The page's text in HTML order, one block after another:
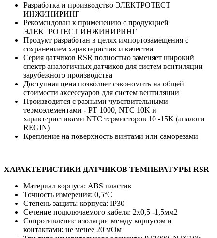
Разработка и производство ЭЛЕКТРОТЕСТ
ИНЖИНИРИНГ
Рекомендован к применению с продукцией
ЭЛЕКТРОТЕСТ ИНЖИНИРИНГ
Продукт разработан в целях импортозамещения с
сохранением характеристик и качества
Серия датчиков RSR полностью заменяет широкий
спектр аналогичных датчиков для систем вентиляции
зарубежного производства
Доступная цена позволяет сэкономить на общей
стоимости аксессуаров для систем вентиляции
Производится с разными чувствительными
термоэлементами - PT 1000, NTC 10K и
характеристиками NTC термисторов 10 -15K (аналоги
REGIN)
Крепление на поверхность винтами или саморезами
ХАРАКТЕРИСТИКИ ДАТЧИКОВ ТЕМПЕРАТУРЫ RSR
Материал корпуса: ABS пластик
Точность измерения: 0,5°C
Степень защиты корпуса: IP30
Сечение подключаемого кабеля: 2х0,5 -1,5мм2
Сопротивление изоляции между корпусом и
контактами: не менее 20 мОм